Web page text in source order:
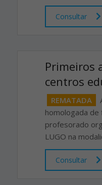
Consultar
Primeiros
centros
REMATADA
homologada de
profesorado
LUGO na
Consultar